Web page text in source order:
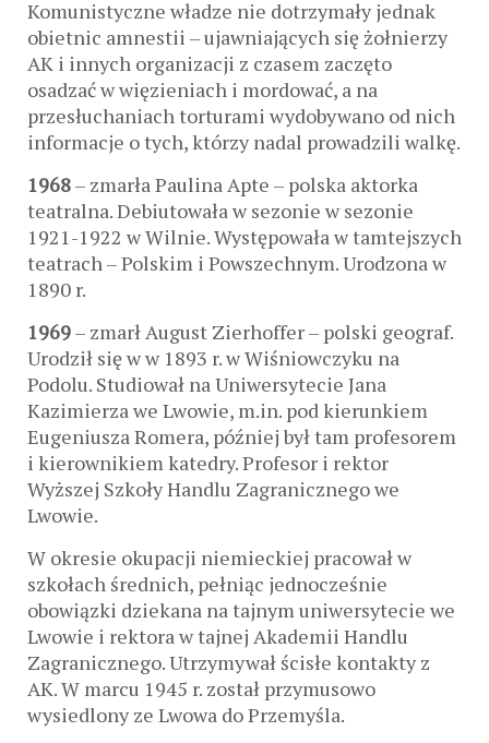
Komunistyczne władze nie dotrzymały jednak
obietnic amnestii – ujawniających się żołnierzy
AK i innych organizacji z czasem zaczęto
osadzać w więzieniach i mordować, a na
przesłuchaniach torturami wydobywano od nich
informacje o tych, którzy nadal prowadzili walkę.
1968– zmarła Paulina Apte – polska aktorka
teatralna. Debiutowała w sezonie w sezonie
1921-1922 w Wilnie. Występowała w tamtejszych
teatrach – Polskim i Powszechnym. Urodzona w
1890 r.
1969– zmarł August Zierhoffer – polski geograf.
Urodził się w w 1893 r. w Wiśniowczyku na
Podolu. Studiował na Uniwersytecie Jana
Kazimierza we Lwowie, m.in. pod kierunkiem
Eugeniusza Romera, później był tam profesorem
i kierownikiem katedry. Profesor i rektor
Wyższej Szkoły Handlu Zagranicznego we
Lwowie.
W okresie okupacji niemieckiej pracował w
szkołach średnich, pełniąc jednocześnie
obowiązki dziekana na tajnym uniwersytecie we
Lwowie i rektora w tajnej Akademii Handlu
Zagranicznego. Utrzymywał ścisłe kontakty z
AK. W marcu 1945 r. został przymusowo
wysiedlony ze Lwowa do Przemyśla.